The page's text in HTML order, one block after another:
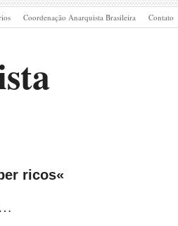
Coordenação Anarquista Brasileira Contato
ricos«